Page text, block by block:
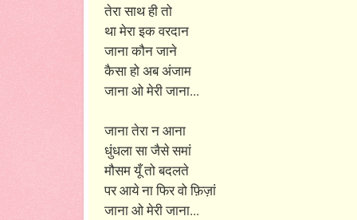
तेरा साथ ही तो
था मेरा इक वरदान
जाना कौन जाने
कैसा हो अब अंजाम
जाना ओ मेरी जाना...
जाना तेरा न आना
धुंधला सा जैसे समां
मौसम यूँ तो बदलते
पर आये ना फिर वो फ़िज़ां
जाना ओ मेरी जाना...